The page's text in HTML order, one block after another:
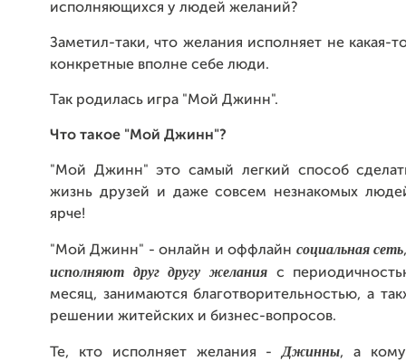
исполняющихся у людей желаний?
Заметил-таки, что желания исполняет не какая-
конкретные вполне себе люди.
Так родилась игра "Мой Джинн".
Что такое "Мой Джинн"?
"Мой Джинн" это самый легкий способ
жизнь друзей и даже совсем незнакомых
ярче!
"Мой Джинн" - онлайн и оффлайн социальная сеть
исполняют друг другу желанияс
месяц, занимаются благотворительностью, а
решении житейских и бизнес-вопросов.
Те, кто исполняет желания -Джинны, а